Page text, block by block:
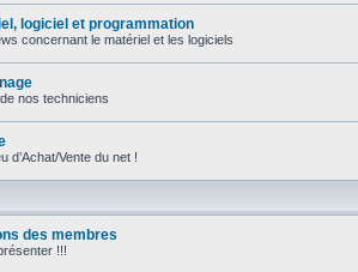
logiciel et programmation
concernant le matériel et les logiciels
nos techniciens
d’Achat/Vente du net !
des membres
!!!